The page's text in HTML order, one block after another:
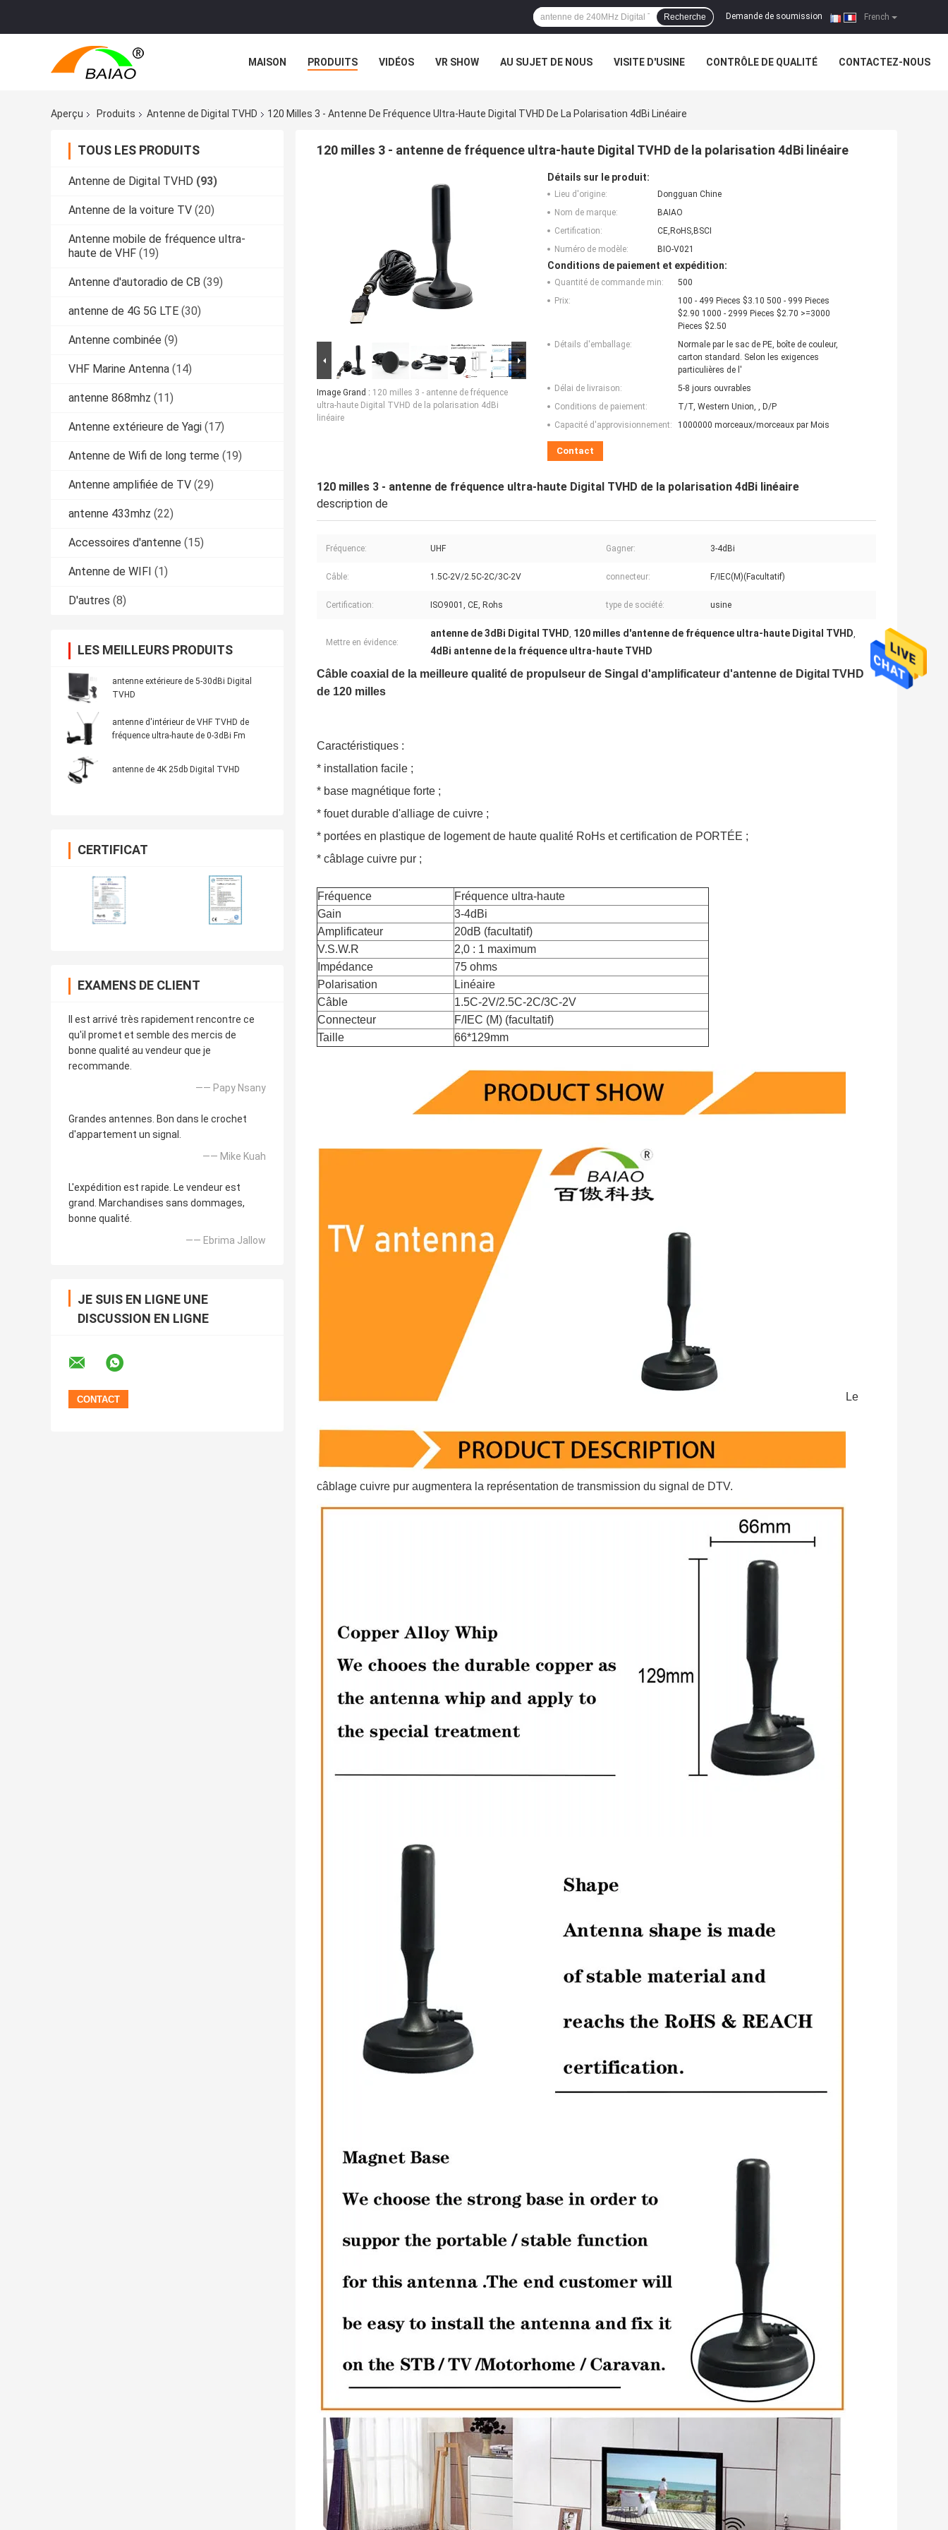
French
Demande de soumission |
Recherche
MAISON PRODUITS VIDÉOS VR SHOW AU SUJET DE NOUS VISITE D'USINE CONTRÔLE DE QUALITÉ CONTACTEZ-NOUS
Aperçu
Produits Antenne de Digital TVHD 120 Milles 3 - Antenne De Fréquence Ultra-Haute Digital TVHD De La Polarisation 4dBi Linéaire
TOUS LES PRODUITS
Antenne de Digital TVHD (93)
Antenne de la voiture TV (20)
Antenne mobile de fréquence ultra-
haute de VHF (19)
Antenne d'autoradio de CB (39)
antenne de 4G 5G LTE (30)
Antenne combinée (9)
VHF Marine Antenna (14)
antenne 868mhz (11)
Antenne extérieure de Yagi (17)
Antenne de Wifi de long terme (19)
Antenne amplifiée de TV (29)
antenne 433mhz (22)
Accessoires d'antenne (15)
Antenne de WIFI (1)
D'autres (8)
LES MEILLEURS PRODUITS
antenne extérieure de 5-30dBi Digital
TVHD
antenne d'intérieur de VHF TVHD de
fréquence ultra-haute de 0-3dBi Fm
antenne de 4K 25db Digital TVHD
CERTIFICAT
EXAMENS DE CLIENT
Il est arrivé très rapidement rencontre ce
qu'il promet et semble des mercis de
bonne qualité au vendeur que je
recommande.
—— Papy Nsany
Grandes antennes. Bon dans le crochet
d'appartement un signal.
—— Mike Kuah
L'expédition est rapide. Le vendeur est
grand. Marchandises sans dommages,
bonne qualité.
—— Ebrima Jallow
JE SUIS EN LIGNE UNE
DISCUSSION EN LIGNE
120 milles 3 - antenne de fréquence ultra-haute Digital TVHD de la polarisation 4dBi linéaire
Image Grand : 120 milles 3 - antenne de fréquence
ultra-haute Digital TVHD de la polarisation 4dBi
linéaire
Détails sur le produit:
Lieu d'origine:
Dongguan Chine
Nom de marque:
BAIAO
Certification:
CE,RoHS,BSCI
Numéro de modèle:
BIO-V021
Conditions de paiement et expédition:
Quantité de commande min:
500
Prix:
100 - 499 Pieces $3.10 500 - 999 Pieces
$2.90 1000 - 2999 Pieces $2.70 >=3000
Pieces $2.50
Détails d'emballage:
Normale par le sac de PE, boîte de couleur,
carton standard. Selon les exigences
particulières de l'
Délai de livraison:
5-8 jours ouvrables
Conditions de paiement:
T/T, Western Union, , D/P
Capacité d'approvisionnement:
1000000 morceaux/morceaux par Mois
Contact
120 milles 3 - antenne de fréquence ultra-haute Digital TVHD de la polarisation 4dBi linéaire
description de
Fréquence: UHF Gagner: 3-4dBi
Câble: 1.5C-2V/2.5C-2C/3C-2V connecteur: F/IEC(M)(Facultatif)
Certification: ISO9001, CE, Rohs type de société: usine
Mettre en évidence:
antenne de 3dBi Digital TVHD, 120 milles d'antenne de fréquence ultra-haute Digital TVHD,
4dBi antenne de la fréquence ultra-haute TVHD
Câble coaxial de la meilleure qualité de propulseur de Singal d'amplificateur d'antenne de Digital TVHD
de 120 milles
Caractéristiques :
* installation facile ;
* base magnétique forte ;
* fouet durable d'alliage de cuivre ;
* portées en plastique de logement de haute qualité RoHs et certification de PORTÉE ;
* câblage cuivre pur ;
Fréquence
Fréquence ultra-haute
Gain
3-4dBi
Amplificateur
20dB (facultatif)
V.S.W.R
2,0 : 1 maximum
Impédance
75 ohms
Polarisation
Linéaire
Câble
1.5C-2V/2.5C-2C/3C-2V
Connecteur
F/IEC (M) (facultatif)
Taille
66*129mm
Le
câblage cuivre pur augmentera la représentation de transmission du signal de DTV.